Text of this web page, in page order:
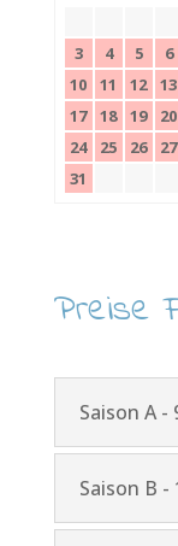
3
4 5 6
10
11 12 13
17
18 19 20
24
25 26 27
31
Preise
Saison A
Saison B